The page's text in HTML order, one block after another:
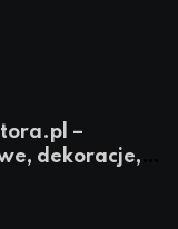
–
dekoracje,
animatorów